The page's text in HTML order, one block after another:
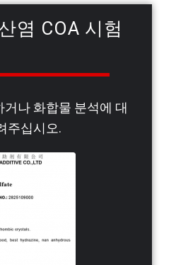
염 COA 시험
나 화합물 분석에 대
주십시오.